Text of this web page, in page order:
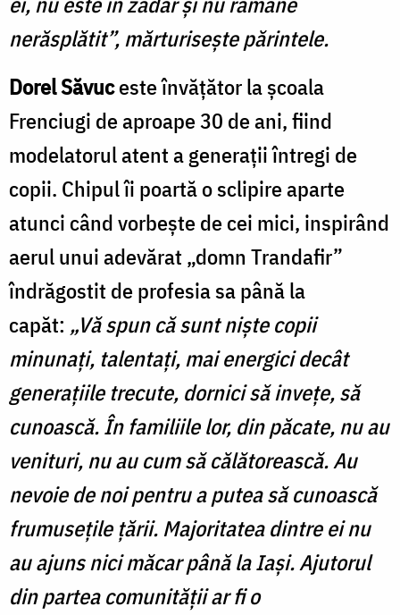
nerăsplătit”, mărturisește părintele.
Dorel Săvuceste învățător la școala
Frenciugi de aproape 30 de ani, fiind
modelatorul atent a generații întregi de
copii. Chipul îi poartă o sclipire aparte
atunci când vorbește de cei mici, inspirând
aerul unui adevărat „domn Trandafir”
îndrăgostit de profesia sa până la
capăt: „Vă spun că sunt niște copii
minunați, talentați, mai energici decât
generațiile trecute, dornici să invețe, să
cunoască. În familiile lor, din păcate, nu au
venituri, nu au cum să călătorească. Au
nevoie de noi pentru a putea să cunoască
frumusețile țării. Majoritatea dintre ei nu
au ajuns nici măcar până la Iași. Ajutorul
din partea comunității ar fi o